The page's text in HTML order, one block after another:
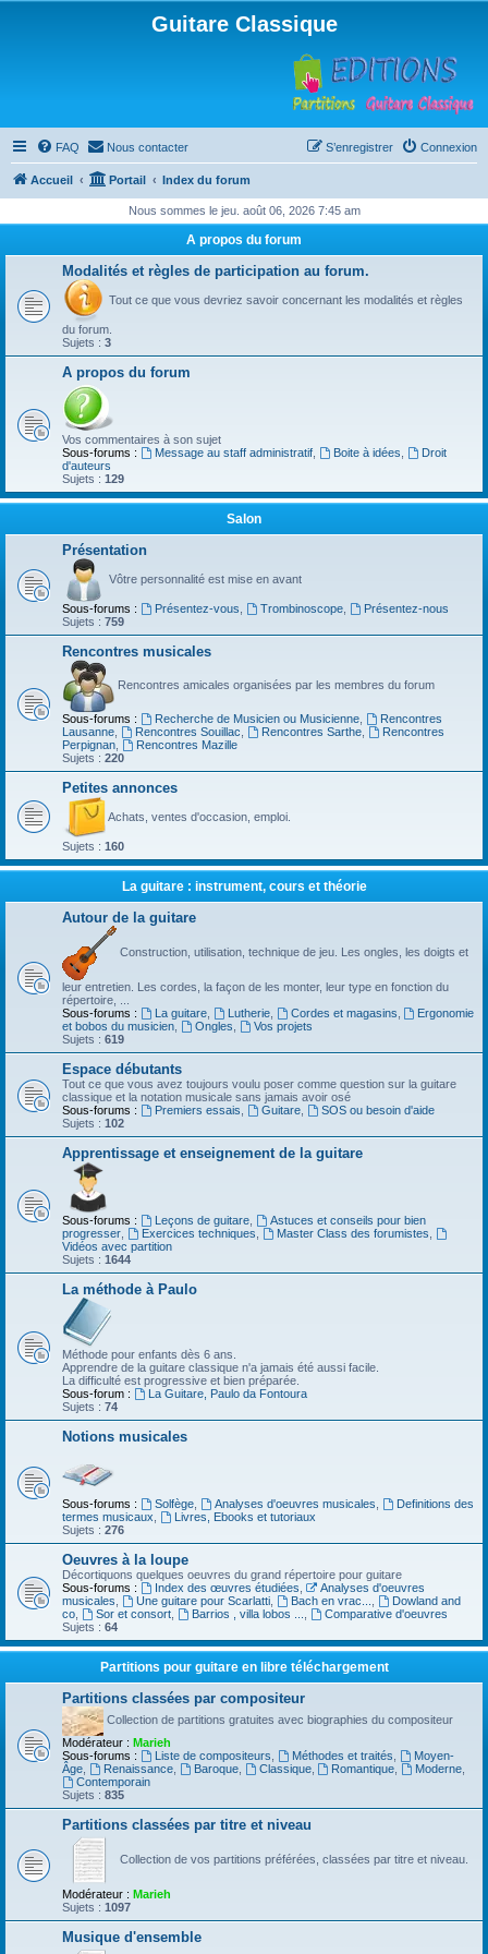
Guitare Classique
FAQ Nous contacter Connexion
S’enregistrer
Accueil Portail Index du forum
Nous sommes le jeu. août 06, 2026 7:45 am
A propos du forum
Modalités et règles de participation au forum.
Tout ce que vous devriez savoir concernant les modalités et règles
du forum.
Sujets : 3
A propos du forum
Vos commentaires à son sujet
Sous-forums :
Message au staff administratif, Boite à idées
Droit
d'auteurs
Sujets : 129
Salon
Présentation
Vôtre personnalité est mise en avant
Sous-forums : Présentez-vous Trombinoscope,
Présentez-nous
Sujets : 759
Rencontres musicales
Rencontres amicales organisées par les membres du forum
Sous-forums : Recherche de Musicien ou Musicienne,
Rencontres
Lausanne
Rencontres Souillac Rencontres Sarthe,
Rencontres
Perpignan
Rencontres Mazille
Sujets : 220
Petites annonces
Achats, ventes d'occasion, emploi.
Sujets : 160
La guitare : instrument, cours et théorie
Autour de la guitare
Construction, utilisation, technique de jeu. Les ongles, les doigts et
leur entretien. Les cordes, la façon de les monter, leur type en fonction du
répertoire, ...
Sous-forums :
La guitare, Lutherie, Cordes et magasins
Ergonomie
et bobos du musicien
Ongles
Vos projets
Sujets : 619
Espace débutants
Tout ce que vous avez toujours voulu poser comme question sur la guitare
classique et la notation musicale sans jamais avoir osé
Sous-forums :
Premiers essais Guitare,
SOS ou besoin d'aide
Sujets : 102
Apprentissage et enseignement de la guitare
Sous-forums : Leçons de guitare,
Astuces et conseils pour bien
progresser
Exercices techniques Master Class des forumistes
Vidéos avec partition
Sujets : 1644
La méthode à Paulo
Méthode pour enfants dès 6 ans.
Apprendre de la guitare classique n'a jamais été aussi facile.
La difficulté est progressive et bien préparée.
Sous-forum :
La Guitare, Paulo da Fontoura
Sujets : 74
Notions musicales
Sous-forums : Solfège, Analyses d'oeuvres musicales
Definitions des
termes musicaux
Livres, Ebooks et tutoriaux
Sujets : 276
Oeuvres à la loupe
Décortiquons quelques oeuvres du grand répertoire pour guitare
Sous-forums :
Index des œuvres étudiées
Analyses d'oeuvres
musicales
Une guitare pour Scarlatti, Bach en vrac...
Dowland and
co
Sor et consort, Barrios , villa lobos ...
Comparative d'oeuvres
Sujets : 64
Partitions pour guitare en libre téléchargement
Partitions classées par compositeur
Collection de partitions gratuites avec biographies du compositeur
Modérateur : Marieh
Sous-forums :
Liste de compositeurs Méthodes et traités
Moyen-
Âge
Renaissance, Baroque, Classique, Romantique Moderne
Contemporain
Sujets : 835
Partitions classées par titre et niveau
Collection de vos partitions préférées, classées par titre et niveau.
Modérateur : Marieh
Sujets : 1097
Musique d'ensemble